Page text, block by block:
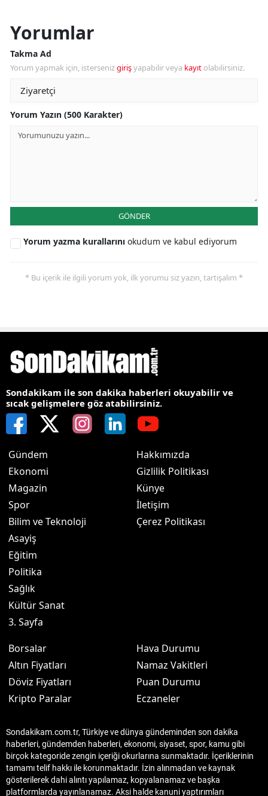
Yorumlar
Takma Ad
Yorum yapmak için, istersenizgirişyapabilir veya kayıt olabilirsiniz.
Yorum Yazın (500 Karakter)
GÖNDER
Yorum yazma kurallarını okudum ve kabul ediyorum
* Bu içerik ile ilgili yorum yok, ilk yorumu siz yazın, tartışalım *
Sondakikam ile son dakika haberleri okuyabilir ve
sıcak gelişmelere göz atabilirsiniz.
Gündem
Ekonomi
Magazin
Spor
Bilim ve Teknoloji
Asayiş
Eğitim
Politika
Sağlık
Kültür Sanat
3. Sayfa
Hakkımızda
Gizlilik Politikası
Künye
İletişim
Çerez Politikası
Borsalar
Altın Fiyatları
Döviz Fiyatları
Kripto Paralar
Hava Durumu
Namaz Vakitleri
Puan Durumu
Eczaneler
Sondakikam.com.tr, Türkiye ve dünya gündeminden son dakika
haberleri, gündemden haberleri, ekonomi, siyaset, spor, kamu gibi
birçok kategoride zengin içeriği okurlarına sunmaktadır. İçeriklerinin
tamamı telif hakkı ile korunmaktadır. İzin alınmadan ve kaynak
gösterilerek dahi alıntı yapılamaz, kopyalanamaz ve başka
platformlarda yayınlanamaz. Aksi halde kanuni yaptırımları